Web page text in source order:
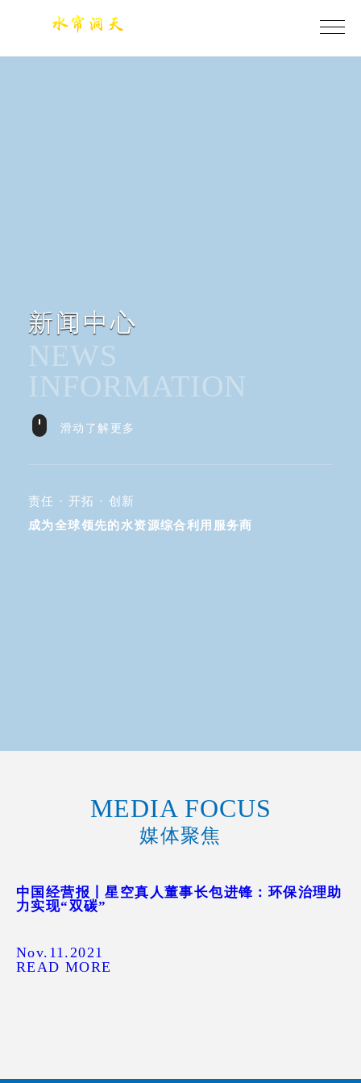
新闻中心
NEWS
INFORMATION
滑动了解更多
责任 · 开拓 · 创新
成为全球领先的水资源综合利用服务商
MEDIA FOCUS
媒体聚焦
中国经营报丨星空真人董事长包进锋：环保治理助
力实现“双碳”
Nov.11.2021
READ MORE